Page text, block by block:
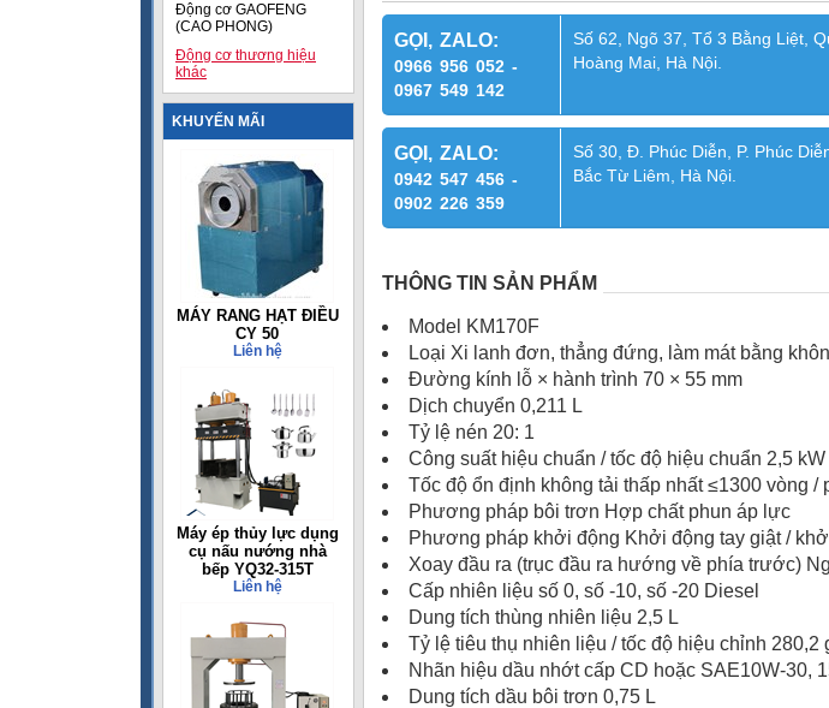
Động cơ GAOFENG
(CAO PHONG)
Động cơ thương hiệu
khác
KHUYẾN MÃI
MÁY RANG HẠT ĐIỀU
CY 50
Liên hệ
Máy ép thủy lực dụng
cụ nấu nướng nhà
bếp YQ32-315T
Liên hệ
GỌI, ZALO:
0966 956 052 -
0967 549 142
Số 62, Ngõ 37, Tổ 3 Bằng Liệt,
Hoàng Mai, Hà Nội.
GỌI, ZALO:
0942 547 456 -
0902 226 359
Số 30, Đ. Phúc Diễn, P. Phúc
Bắc Từ Liêm, Hà Nội.
THÔNG TIN SẢN PHẨM
Model KM170F
Loại Xi lanh đơn, thẳng đứng, làm mát bằng
Đường kính lỗ × hành trình 70 × 55 mm
Dịch chuyển 0,211 L
Tỷ lệ nén 20: 1
Công suất hiệu chuẩn / tốc độ hiệu chuẩn 2,5
Tốc độ ổn định không tải thấp nhất ≤1300 vòng /
Phương pháp bôi trơn Hợp chất phun áp lực
Phương pháp khởi động Khởi động tay giật /
Xoay đầu ra (trục đầu ra hướng về phía trước)
Cấp nhiên liệu số 0, số -10, số -20 Diesel
Dung tích thùng nhiên liệu 2,5 L
Tỷ lệ tiêu thụ nhiên liệu / tốc độ hiệu chỉnh 280,2
Nhãn hiệu dầu nhớt cấp CD hoặc SAE10W-30,
Dung tích dầu bôi trơn 0,75 L